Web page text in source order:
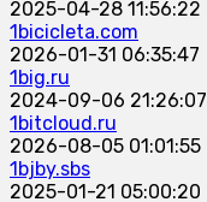
2025-04-28 11:56:22
1bicicleta.com
2026-01-31 06:35:47
1big.ru
2024-09-06 21:26:07
1bitcloud.ru
2026-08-05 01:01:55
1bjby.sbs
2025-01-21 05:00:20